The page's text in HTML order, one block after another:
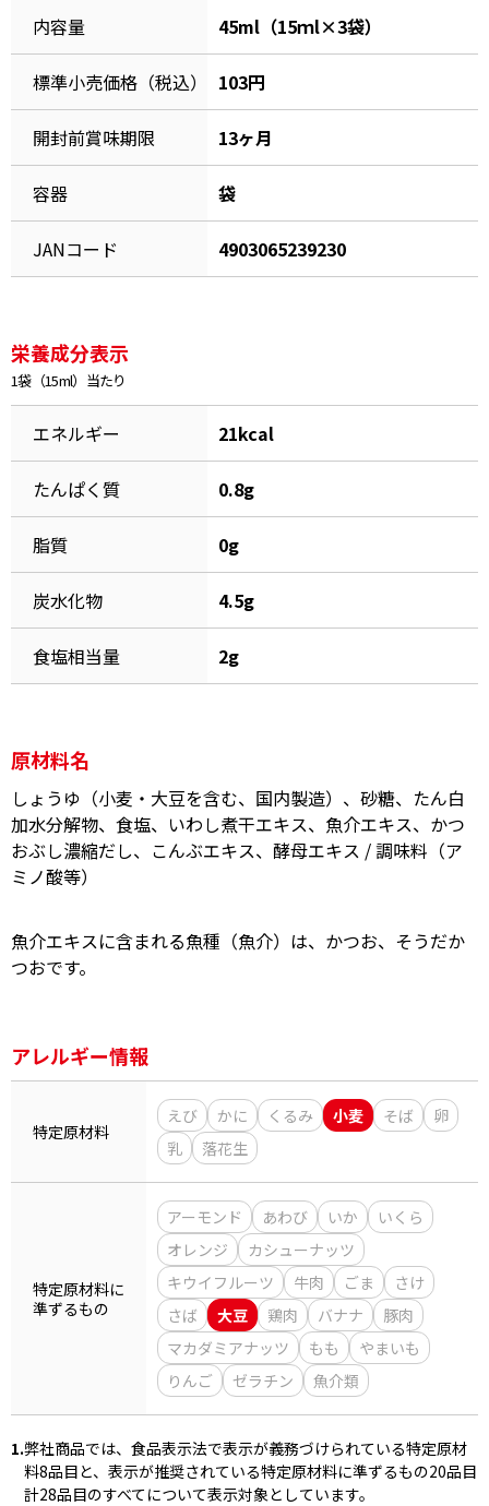
サッと鍋®
楽チン屋®
新鮮一番 『氷熟®』
『踊り節』
鰹節屋の
だし粉
新鮮一番
氷熟®︎
めんつゆレシピ
割烹白だしレシピ特集
だし巻き卵特集
かつおだしが決め手！簡単茶碗蒸し
内容量 45ml（15ｍl×3袋）
標準小売価格（税込） 103円
開封前賞味期限 13ヶ月
容器 袋
JANコード 4903065239230
栄養成分表示
1袋（15ml）当たり
エネルギー 21kcal
たんぱく質 0.8g
脂質 0g
炭水化物 4.5g
食塩相当量 2g
原材料名
しょうゆ（小麦・大豆を含む、国内製造）、砂糖、たん白
加水分解物、食塩、いわし煮干エキス、魚介エキス、かつ
おぶし濃縮だし、こんぶエキス、酵母エキス / 調味料（ア
ミノ酸等）
魚介エキスに含まれる魚種（魚介）は、かつお、そうだか
つおです。
アレルギー情報
特定原材料
えび かに くるみ 小麦 そば
卵
乳
落花生
特定原材料に
準ずるもの
アーモンド あわび いか
いくら
オレンジ
カシューナッツ
キウイフルーツ
牛肉 ごま
さけ
さば
大豆 鶏肉 バナナ
豚肉
マカダミアナッツ
もも
やまいも
りんご
ゼラチン 魚介類
1.弊社商品では、食品表示法で表示が義務づけられている特定原材
料8品目と、表示が推奨されている特定原材料に準ずるもの20品目
計28品目のすべてについて表示対象としています。